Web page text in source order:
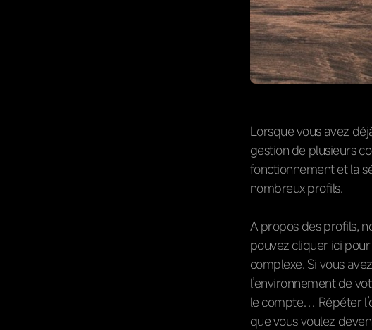
Lorsque vous avez
gestion de plusieurs
fonctionnement et la
nombreux profils.
A propos des profils,
pouvez cliquer ici
complexe. Si vous
l’environnement de
le compte… Répéter
que vous voulez